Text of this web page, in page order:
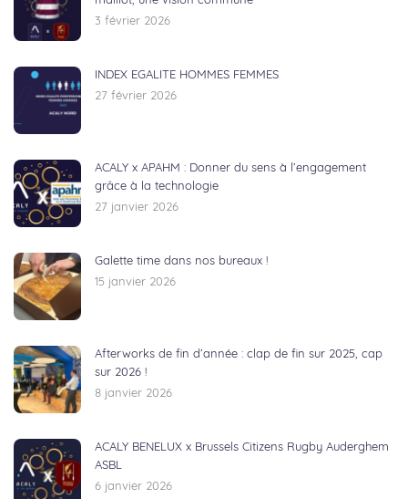
3 février 2026
INDEX EGALITE HOMMES FEMMES
27 février 2026
ACALY x APAHM : Donner du sens à l’engagement
grâce à la technologie
27 janvier 2026
Galette time dans nos bureaux !
15 janvier 2026
Afterworks de fin d’année : clap de fin sur 2025, cap
sur 2026 !
8 janvier 2026
ACALY BENELUX x Brussels Citizens Rugby Auderghem
ASBL
6 janvier 2026